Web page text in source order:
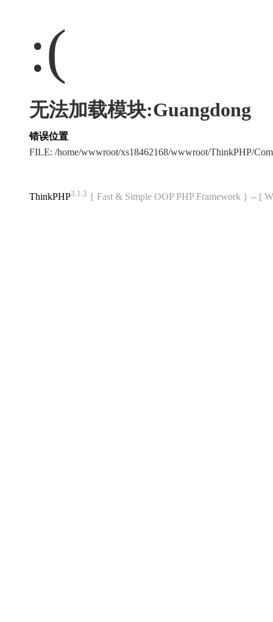
:(
无法加载模块:Guangdong
错误位置
FILE: /home/wwwroot/xs18462168/wwwroot/ThinkPHP/
ThinkPHP3.1.3 { Fast & Simple OOP PHP Framework } -- [